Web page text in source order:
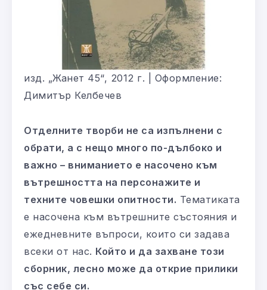
изд. „Жанет 45“, 2012 г. | Оформление:
Димитър Келбечев
Отделните творби не са изпълнени с
обрати, а с нещо много по-дълбоко и
важно – вниманието е насочено към
вътрешността на персонажите и
техните човешки опитности. Тематиката
е насочена към вътрешните състояния и
ежедневните въпроси, които си задава
всеки от нас. Който и да захване този
сборник, лесно може да открие прилики
със себе си.